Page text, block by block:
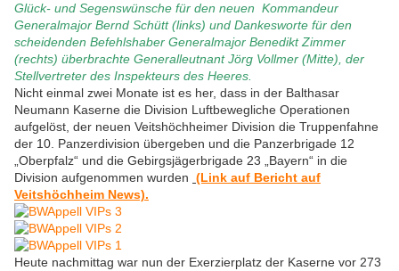
Glück- und Segenswünsche für den neuen Kommandeur
Generalmajor Bernd Schütt (links) und Dankesworte für den
scheidenden Befehlshaber Generalmajor Benedikt Zimmer
(rechts) überbrachte Generalleutnant Jörg Vollmer (Mitte), der
Stellvertreter des Inspekteurs des Heeres.
Nicht einmal zwei Monate ist es her, dass in der Balthasar
Neumann Kaserne die Division Luftbewegliche Operationen
aufgelöst, der neuen Veitshöchheimer Division die Truppenfahne
der 10. Panzerdivision übergeben und die Panzerbrigade 12
„Oberpfalz“ und die Gebirgsjägerbrigade 23 „Bayern“ in die
Division aufgenommen wurden (Link auf Bericht auf
Veitshöchheim News).
Heute nachmittag war nun der Exerzierplatz der Kaserne vor 273